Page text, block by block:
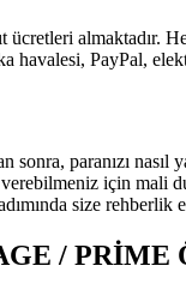
ücretleri almaktadır.
havalesi, PayPal,
sonra, paranızı
için mali
size rehberlik
/